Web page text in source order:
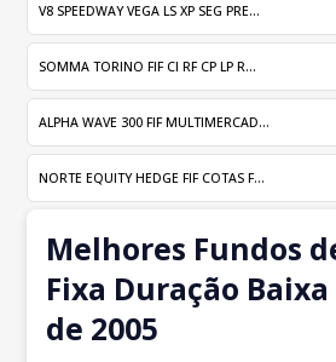
V8 SPEEDWAY VEGA LS XP SEG PRE...
SOMMA TORINO FIF CI RF CP LP R...
ALPHA WAVE 300 FIF MULTIMERCAD...
NORTE EQUITY HEDGE FIF COTAS F...
Melhores Fundos
Fixa Duração
de 2005